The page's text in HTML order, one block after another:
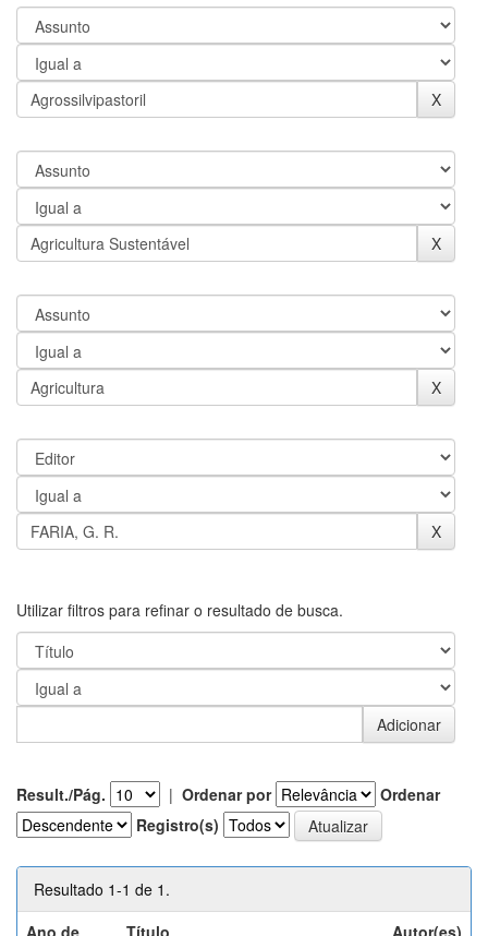
Utilizar filtros para refinar o resultado de busca.
Result./Pág. | Ordenar por
Ordenar
Registro(s)
Resultado 1-1 de 1.
Ano de
Título Autor(es)